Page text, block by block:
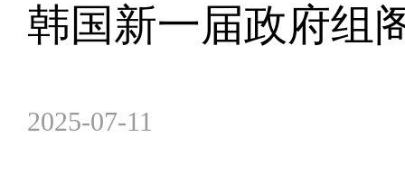
韩国新一届政府组
2025-07-11